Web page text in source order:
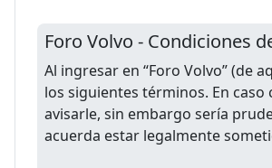
Foro Volvo - Condiciones
Al ingresar en “Foro Volvo” (de
los siguientes términos. En
avisarle, sin embargo sería
acuerda estar legalmente